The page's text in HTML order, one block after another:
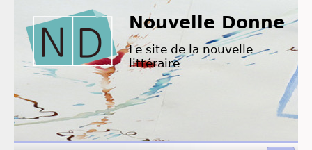
Nouvelle Donne
Le site de la nouvelle
littéraire